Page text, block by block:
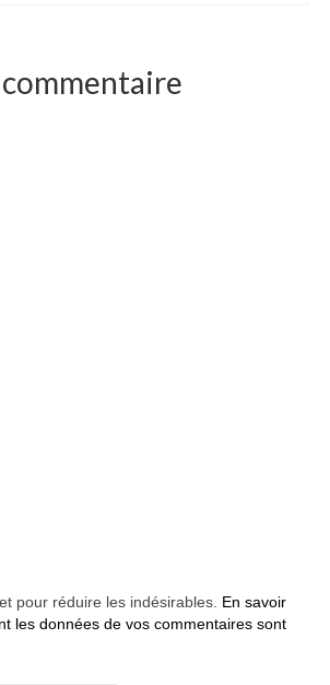
pour réduire les indésirables. En savoir
les données de vos commentaires sont